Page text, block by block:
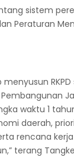
sistem
Peraturan
waktu 1
daerah,
rencana
terang